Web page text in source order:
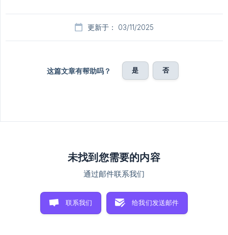
更新于： 03/11/2025
这篇文章有帮助吗？ 是 否
未找到您需要的内容
通过邮件联系我们
联系我们 给我们发送邮件